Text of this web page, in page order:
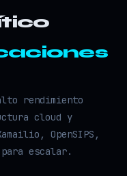
rendimiento
cloud y
OpenSIPS,
escalar.